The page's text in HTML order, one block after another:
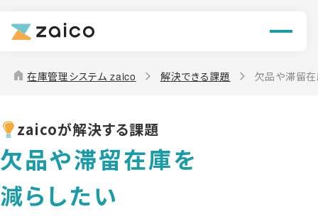
機能
導入事例
home 在庫管理システム zaico 解決できる課題 欠品や滞留
zaicoが解決する課題
欠品や滞留在庫を
減らしたい